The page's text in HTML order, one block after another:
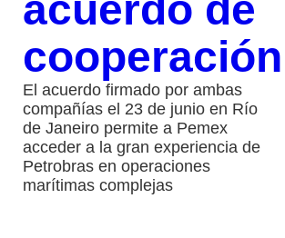
acuerdo de
cooperación
El acuerdo firmado por ambas
compañías el 23 de junio en Río
de Janeiro permite a Pemex
acceder a la gran experiencia de
Petrobras en operaciones
marítimas complejas